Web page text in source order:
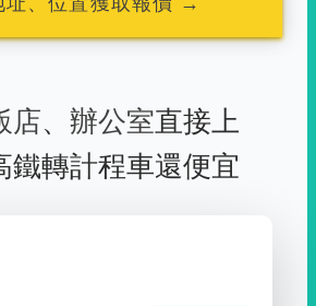
店、 辦公室直接上
鐵轉計程車還便宜